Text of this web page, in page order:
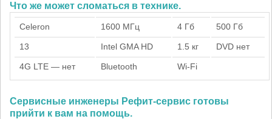
Что же может сломаться в технике.
Celeron 1600 МГц 4 Гб 500 Гб
13 Intel GMA HD 1.5 кг DVD нет
4G LTE — нет Bluetooth Wi-Fi
Сервисные инженеры Рефит-сервис готовы
прийти к вам на помощь.